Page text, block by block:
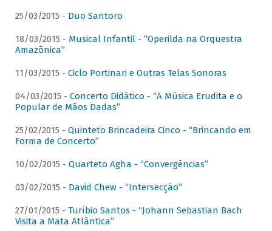
25/03/2015 - Duo Santoro
18/03/2015 - Musical Infantil - “Operilda na Orquestra
Amazônica”
11/03/2015 - Ciclo Portinari e Outras Telas Sonoras
04/03/2015 - Concerto Didático - “A Música Erudita e o
Popular de Mãos Dadas”
25/02/2015 - Quinteto Brincadeira Cinco - “Brincando em
Forma de Concerto”
10/02/2015 - Quarteto Agha - “Convergências”
03/02/2015 - David Chew - “Intersecção”
27/01/2015 - Turíbio Santos - “Johann Sebastian Bach
Visita a Mata Atlântica”